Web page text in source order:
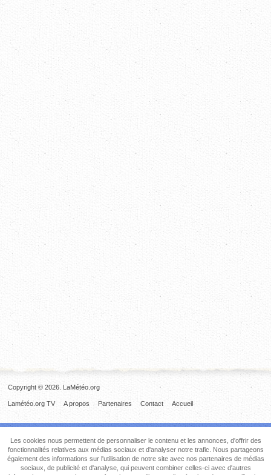
Copyright © 2026. LaMétéo.org
Accueil
Contact
Partenaires
A propos
Lamétéo.org TV
Les cookies nous permettent de personnaliser le contenu et les annonces, d'offrir des
fonctionnalités relatives aux médias sociaux et d'analyser notre trafic. Nous partageons
également des informations sur l'utilisation de notre site avec nos partenaires de médias
sociaux, de publicité et d'analyse, qui peuvent combiner celles-ci avec d'autres